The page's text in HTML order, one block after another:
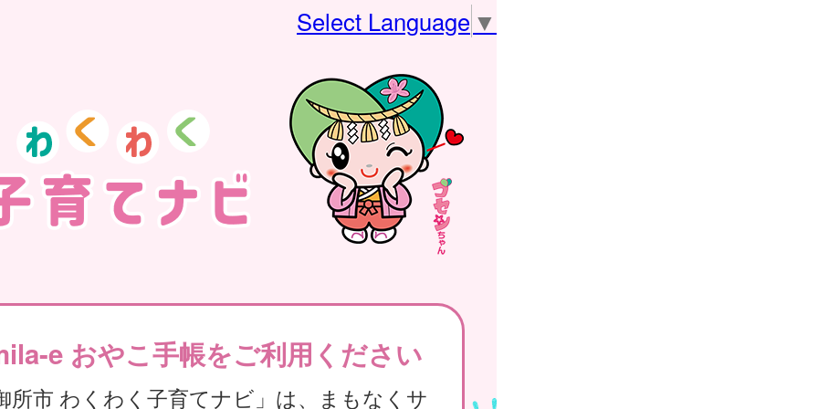
Select Language ▼
e おやこ手帳をご利用ください
所市 わくわく子育てナビ」は、まもなくサ